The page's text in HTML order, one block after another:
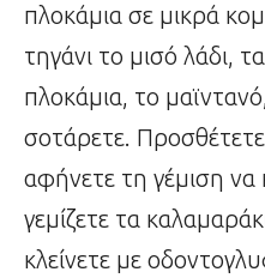
πλοκάμια σε μικρά
τηγάνι το μισό λάδι,
πλοκάμια, το
σοτάρετε. Προσθέτετε
αφήνετε τη γέμιση να
γεμίζετε τα
κλείνετε με